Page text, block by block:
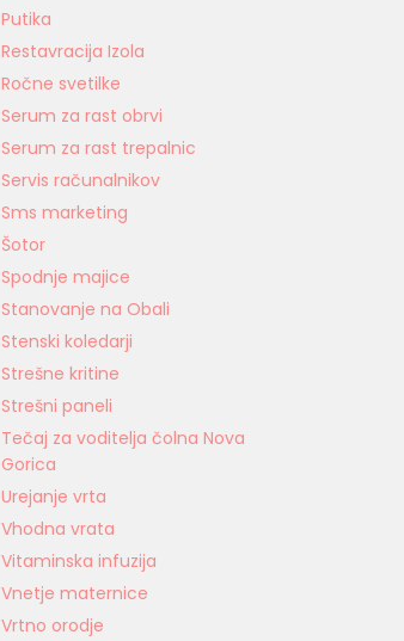
Putika
Restavracija Izola
Ročne svetilke
Serum za rast obrvi
Serum za rast trepalnic
Servis računalnikov
Sms marketing
Šotor
Spodnje majice
Stanovanje na Obali
Stenski koledarji
Strešne kritine
Strešni paneli
Tečaj za voditelja čolna Nova
Gorica
Urejanje vrta
Vhodna vrata
Vitaminska infuzija
Vnetje maternice
Vrtno orodje